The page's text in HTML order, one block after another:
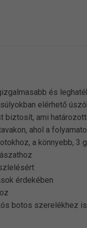
és
elérhető
biztosít, ami
ahol a
a könnyebb,
érdekében
botos szerelékhez